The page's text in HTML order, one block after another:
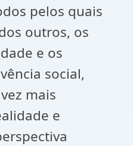
pelos quais
outros, os
e os
social,
mais
e